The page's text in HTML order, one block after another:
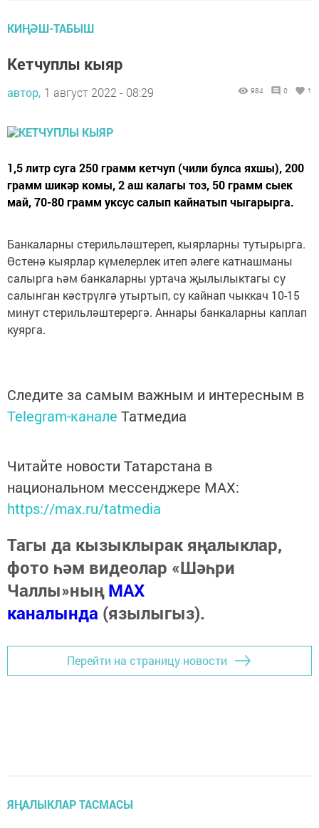
КИҢӘШ-ТАБЫШ
Кетчуплы кыяр
автор, 1 август 2022 - 08:29 984 0 1
1,5 литр суга 250 грамм кетчуп (чили булса яхшы), 200
грамм шикәр комы, 2 аш калагы тоз, 50 грамм сыек
май, 70-80 грамм уксус салып кайнатып чыгарырга.
Банкаларны стерильләштереп, кыярларны тутырырга.
Өстенә кыярлар күмелерлек итеп әлеге катнашманы
салырга һәм банкаларны уртача җылылыктагы су
салынган кәстрүлгә утыртып, су кайнап чыккач 10-15
минут стерильләштерергә. Аннары банкаларны каплап
куярга.
Следите за самым важным и интересным в
Telegram-канале Татмедиа
Читайте новости Татарстана в
национальном мессенджере MАХ:
https://max.ru/tatmedia
Тагы да кызыклырак яңалыклар,
фото һәм видеолар «Шәһри
Чаллы»ныңMAX
каналында (язылыгыз).
Перейти на страницу новости
ЯҢАЛЫКЛАР ТАСМАСЫ